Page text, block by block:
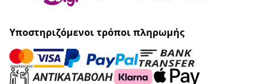
Υποστηριζόμενοι τρόποι πληρωμής